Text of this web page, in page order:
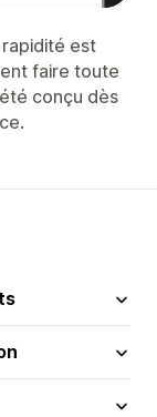
est
faire toute
conçu dès